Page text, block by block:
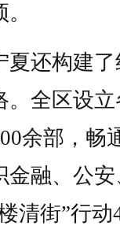
还构建了
。全区设
余部，畅
金融、公
清街”行动